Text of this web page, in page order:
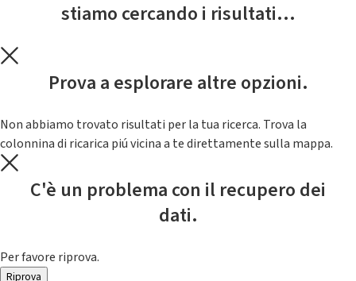
stiamo cercando i risultati...
Prova a esplorare altre opzioni.
Non abbiamo trovato risultati per la tua ricerca. Trova la
colonnina di ricarica piú vicina a te direttamente sulla mappa.
C'è un problema con il recupero dei
dati.
Per favore riprova.
Riprova